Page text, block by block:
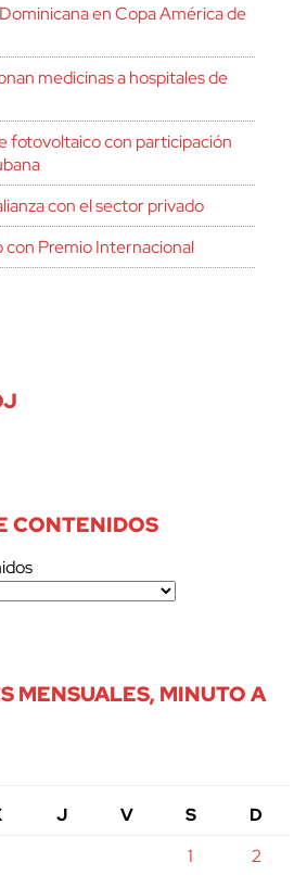
en Copa América de
medicinas a hospitales de
fotovoltaico con participación
con el sector privado
con Premio Internacional
CONTENIDOS
MENSUALES, MINUTO A
J V S
D
1
2